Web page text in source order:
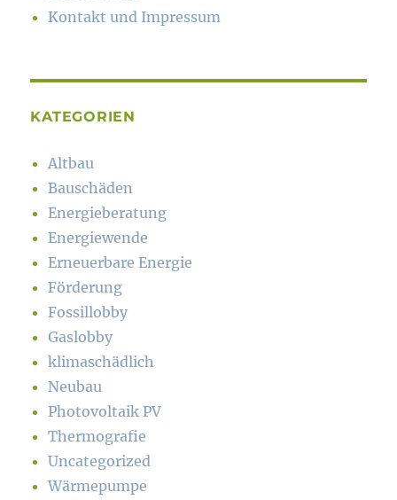
Kontakt und Impressum
KATEGORIEN
Altbau
Bauschäden
Energieberatung
Energiewende
Erneuerbare Energie
Förderung
Fossillobby
Gaslobby
klimaschädlich
Neubau
Photovoltaik PV
Thermografie
Uncategorized
Wärmepumpe